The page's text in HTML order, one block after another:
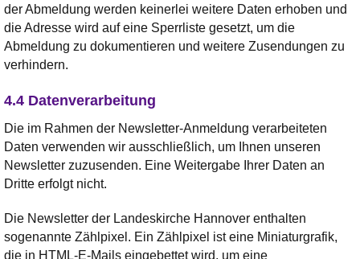
der Abmeldung werden keinerlei weitere Daten erhoben und
die Adresse wird auf eine Sperrliste gesetzt, um die
Abmeldung zu dokumentieren und weitere Zusendungen zu
verhindern.
4.4 Datenverarbeitung
Die im Rahmen der Newsletter-Anmeldung verarbeiteten
Daten verwenden wir ausschließlich, um Ihnen unseren
Newsletter zuzusenden. Eine Weitergabe Ihrer Daten an
Dritte erfolgt nicht.
Die Newsletter der Landeskirche Hannover enthalten
sogenannte Zählpixel. Ein Zählpixel ist eine Miniaturgrafik,
die in HTML-E-Mails eingebettet wird, um eine